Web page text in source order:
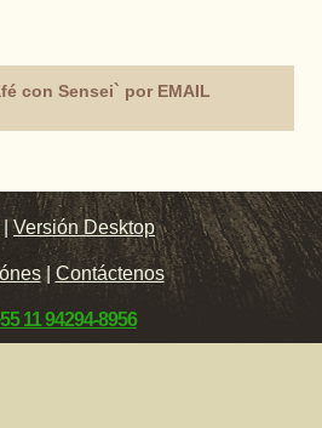
con Sensei` por EMAIL
|Versión Desktop
| Contáctenos
11 94294-8956